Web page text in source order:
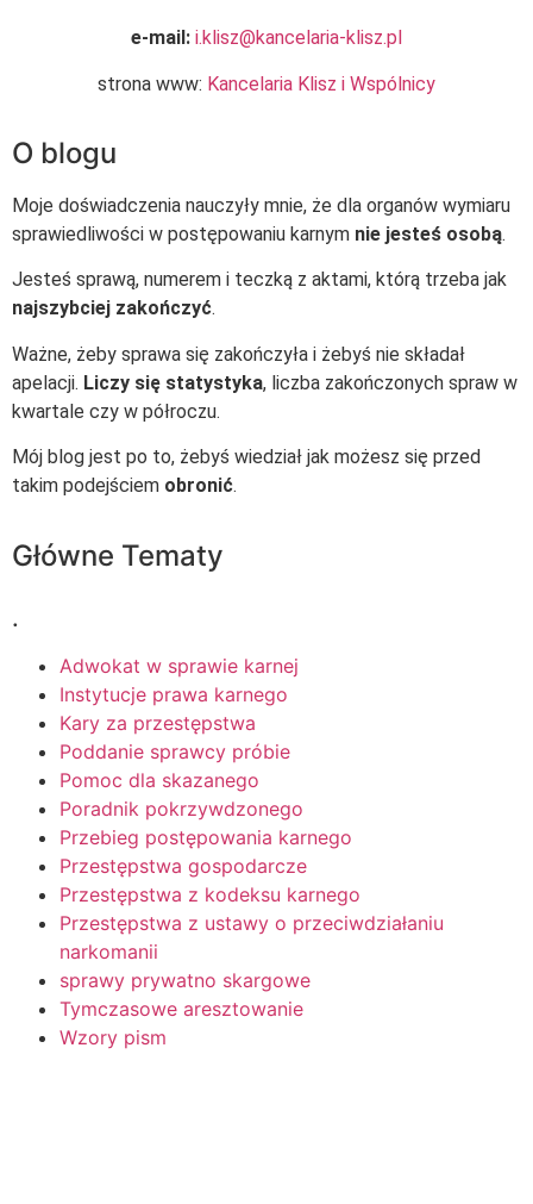
e-mail: i.klisz@kancelaria-klisz.pl
strona www: Kancelaria Klisz i Wspólnicy
O blogu
Moje doświadczenia nauczyły mnie, że dla organów wymiaru
sprawiedliwości w postępowaniu karnym nie jesteś osobą.
Jesteś sprawą, numerem i teczką z aktami, którą trzeba jak
najszybciej zakończyć.
Ważne, żeby sprawa się zakończyła i żebyś nie składał
apelacji. Liczy się statystyka, liczba zakończonych spraw w
kwartale czy w półroczu.
Mój blog jest po to, żebyś wiedział jak możesz się przed
takim podejściem obronić.
Główne Tematy
.
Adwokat w sprawie karnej
Instytucje prawa karnego
Kary za przestępstwa
Poddanie sprawcy próbie
Pomoc dla skazanego
Poradnik pokrzywdzonego
Przebieg postępowania karnego
Przestępstwa gospodarcze
Przestępstwa z kodeksu karnego
Przestępstwa z ustawy o przeciwdziałaniu
narkomanii
sprawy prywatno skargowe
Tymczasowe aresztowanie
Wzory pism